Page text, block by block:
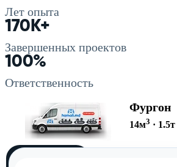
Лет опыта
170K+
Завершенных проектов
100%
Ответственность
Фургон
14м3 · 1.5т